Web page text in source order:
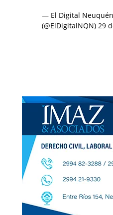
— El Digital Neuquén
(@ElDigitalNQN) 29